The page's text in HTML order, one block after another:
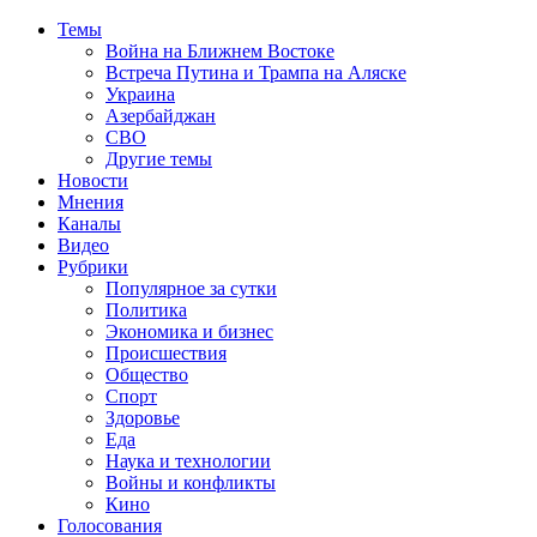
Темы
Война на Ближнем Востоке
Встреча Путина и Трампа на Аляске
Украина
Азербайджан
СВО
Другие темы
Новости
Мнения
Каналы
Видео
Рубрики
Популярное за сутки
Политика
Экономика и бизнес
Происшествия
Общество
Спорт
Здоровье
Еда
Наука и технологии
Войны и конфликты
Кино
Голосования